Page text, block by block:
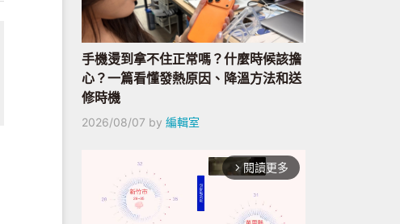
手機燙到拿不住正常嗎？什麼時候該擔
心？一篇看懂發熱原因、降溫方法和送
修時機
2026/08/07 by 編輯室
arrow_forward_ios 閱讀更多